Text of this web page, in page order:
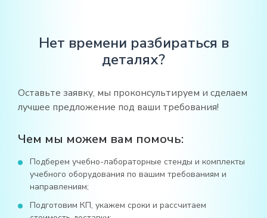
Нет времени разбираться в
деталях?
Оставьте заявку, мы проконсультируем и сделаем
лучшее предложение под ваши требования!
Чем мы можем вам помочь:
Подберем учебно-лабораторные стенды и комплекты
учебного оборудования по вашим требованиям и
направлениям;
Подготовим КП, укажем сроки и рассчитаем